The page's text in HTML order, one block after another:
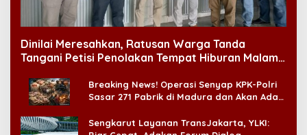
Dinilai Meresahkan, Ratusan Warga Tanda
Tangani Petisi Penolakan Tempat Hiburan Malam
Breaking News! Operasi Senyap KPK-Polri
Sasar 271 Pabrik di Madura dan Akan Ada
Sengkarut Layanan TransJakarta, YLKI: